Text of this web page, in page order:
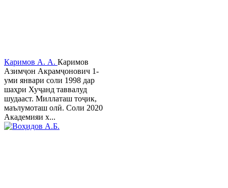
Каримов А. А. Каримов
Азимҷон Акрамҷонович 1-
уми январи соли 1998 дар
шаҳри Хуҷанд таввалуд
шудааст. Миллаташ тоҷик,
маълумоташ олӣ. Соли 2020
Академияи х...